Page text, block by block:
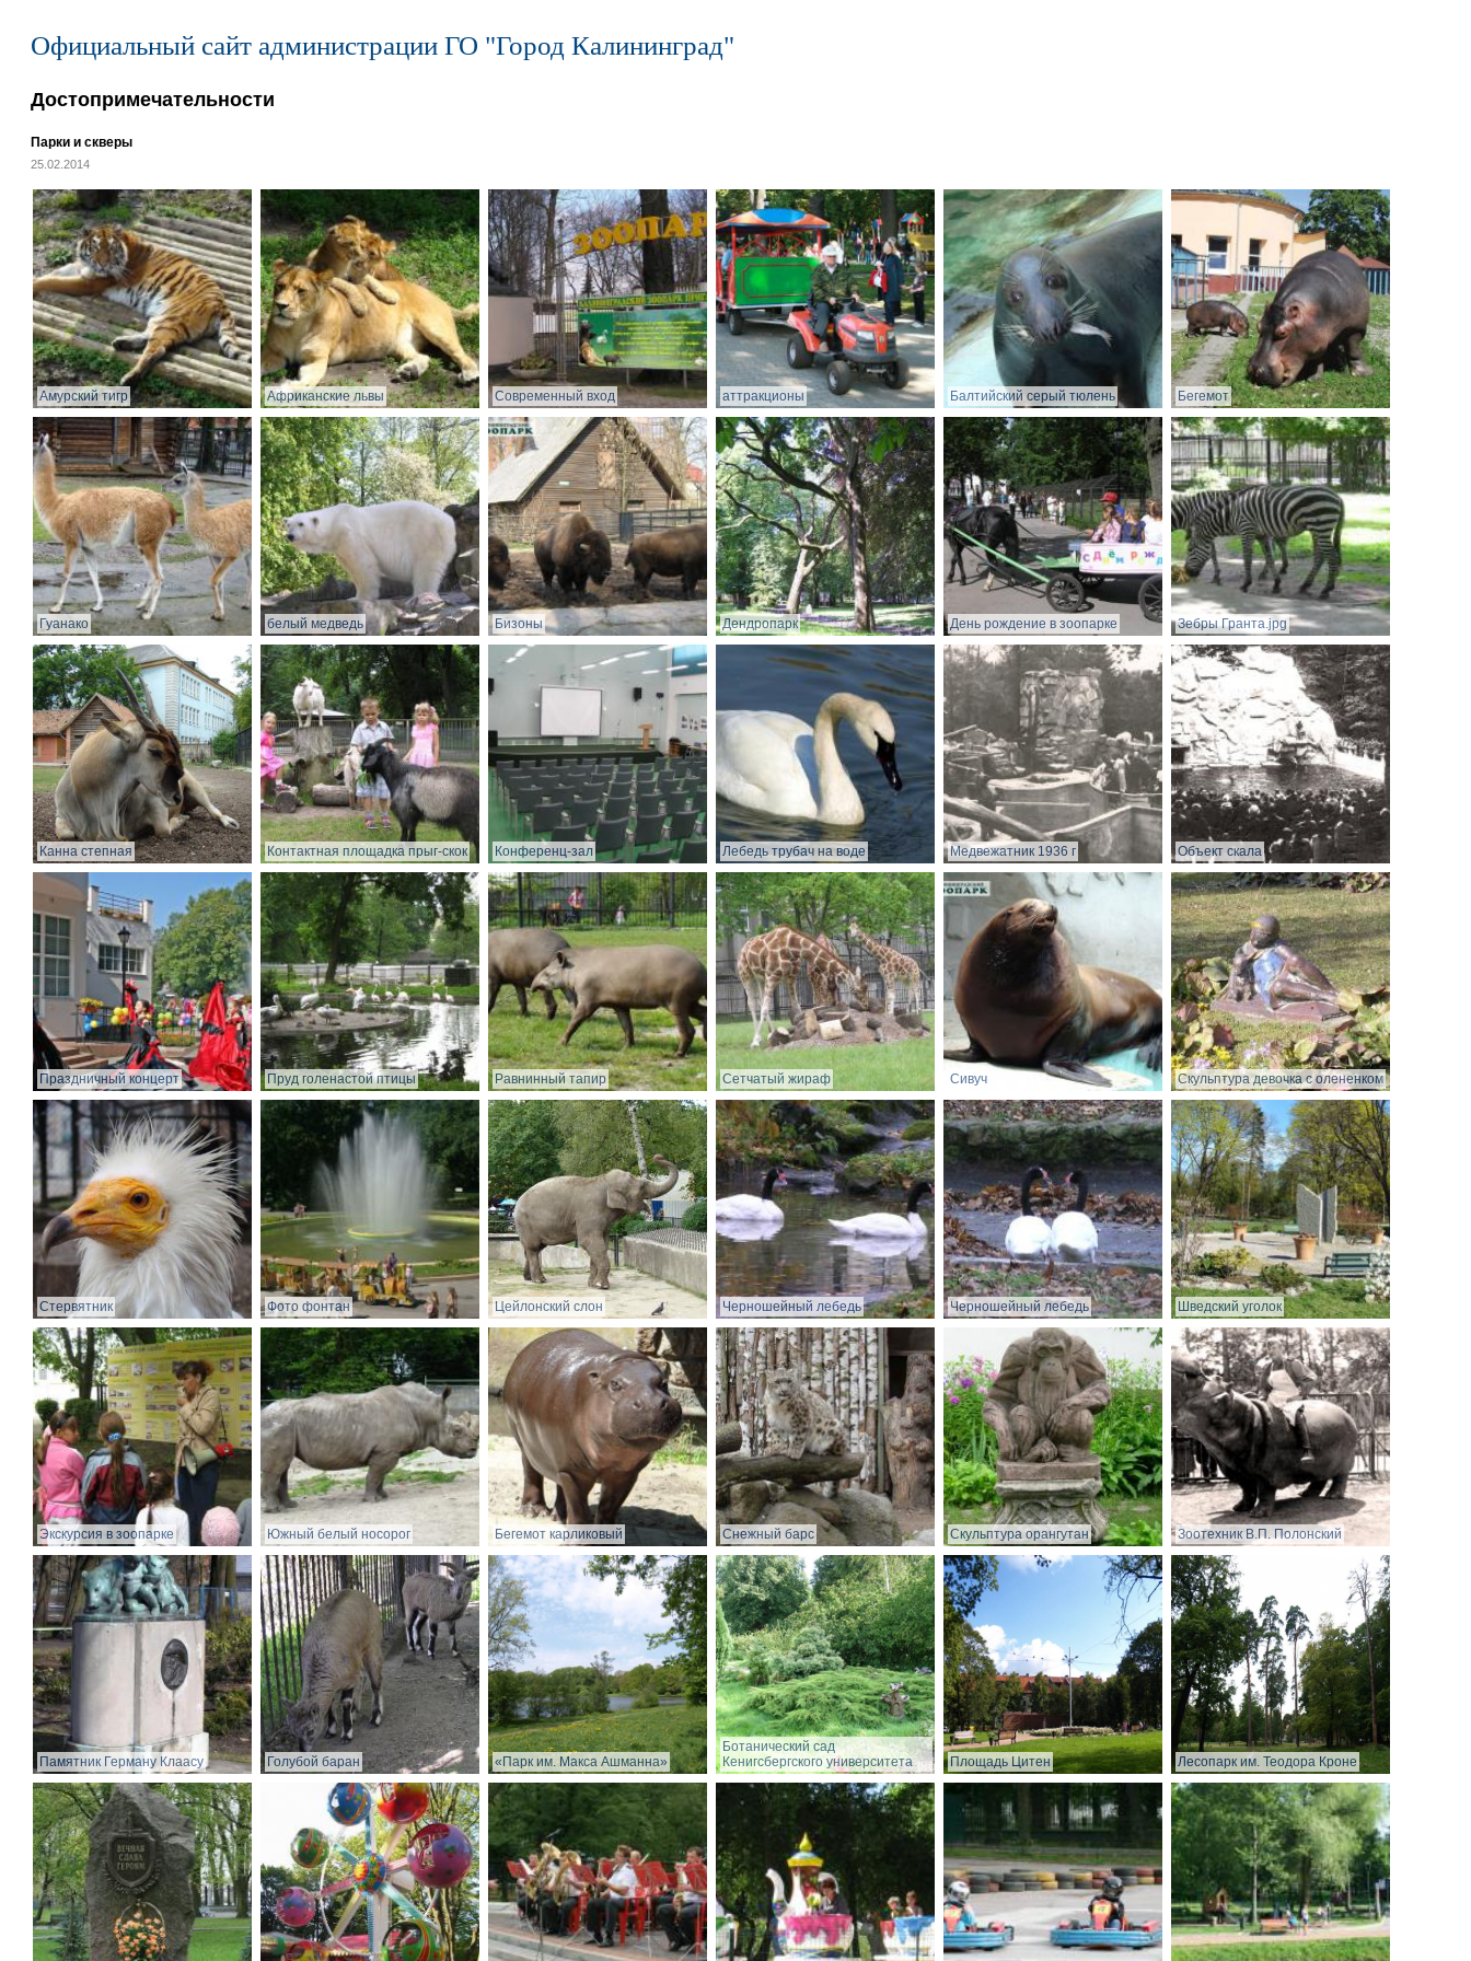
Официальный сайт администрации ГО "Город Калининград"
Достопримечательности
Парки и скверы
25.02.2014
Амурский тигр Африканские львы Современный вход аттракционы Балтийский серый тюлень Бегемот
Гуанако белый медведь Бизоны Дендропарк День рождение в зоопарке Зебры Гранта.jpg
Канна степная Контактная площадка прыг-скок Конференц-зал Лебедь трубач на воде Медвежатник 1936 г Объект скала
Праздничный концерт Пруд голенастой птицы Равнинный тапир Сетчатый жираф Сивуч Скульптура девочка с олененком
Стервятник Фото фонтан Цейлонский слон Черношейный лебедь Черношейный лебедь Шведский уголок
Экскурсия в зоопарке Южный белый носорог Бегемот карликовый Снежный барс Скульптура орангутан Зоотехник В.П. Полонский
Памятник Герману Клаасу Голубой баран «Парк им. Макса Ашманна»
Ботанический сад
Кенигсбергского университета
Площадь Цитен Лесопарк им. Теодора Кроне